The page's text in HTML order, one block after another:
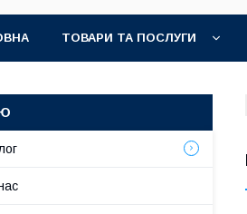
ТОВАРИ ТА ПОСЛУГИ